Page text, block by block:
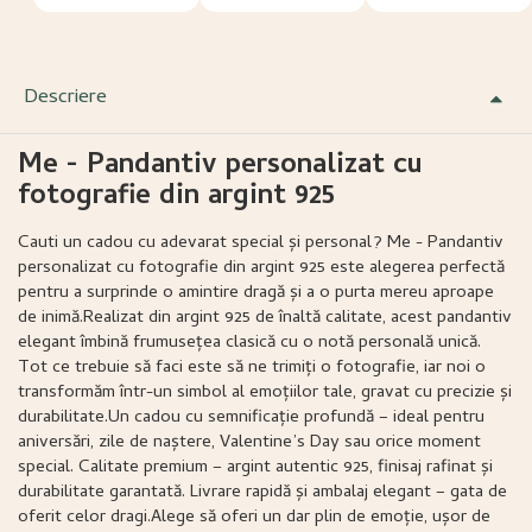
Descriere
Me - Pandantiv personalizat cu
fotografie din argint 925
Cauti un cadou cu adevarat special și personal? Me - Pandantiv
personalizat cu fotografie din argint 925 este alegerea perfectă
pentru a surprinde o amintire dragă și a o purta mereu aproape
de inimă.Realizat din argint 925 de înaltă calitate, acest pandantiv
elegant îmbină frumusețea clasică cu o notă personală unică.
Tot ce trebuie să faci este să ne trimiți o fotografie, iar noi o
transformăm într-un simbol al emoțiilor tale, gravat cu precizie și
durabilitate.Un cadou cu semnificație profundă – ideal pentru
aniversări, zile de naștere, Valentine’s Day sau orice moment
special. Calitate premium – argint autentic 925, finisaj rafinat și
durabilitate garantată. Livrare rapidă și ambalaj elegant – gata de
oferit celor dragi.Alege să oferi un dar plin de emoție, ușor de